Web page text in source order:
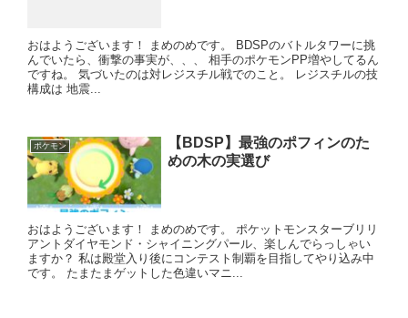
おはようございます！ まめのめです。 BDSPのバトルタワーに挑
んでいたら、衝撃の事実が、、、 相手のポケモンPP増やしてるん
ですね。 気づいたのは対レジスチル戦でのこと。 レジスチルの技
構成は 地震...
ポケモン
【BDSP】最強のポフィンのた
めの木の実選び
おはようございます！ まめのめです。 ポケットモンスターブリリ
アントダイヤモンド・シャイニングパール、楽しんでらっしゃい
ますか？ 私は殿堂入り後にコンテスト制覇を目指してやり込み中
です。 たまたまゲットした色違いマニ...